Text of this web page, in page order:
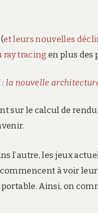
et leurs nouvelles
ray tracing en plus des
: la nouvelle
sur le calcul de
l’autre, les jeux
commencent à voir
Ainsi, on